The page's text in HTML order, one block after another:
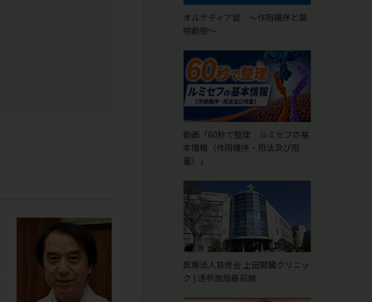
オルケディア錠 ～作用機序と薬
物動態～
動画「60秒で整理 ルミセフの基
本情報（作用機序・用法及び用
量）」
医療法人慈修会 上田腎臓クリニッ
ク | 透析施設最前線